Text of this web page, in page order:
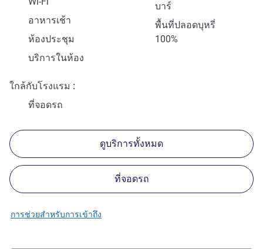
อาหารเช้า
บาร์
ห้องประชุม
พื้นที่ปลอดบุหรี่
100%
บริการในห้อง
ใกล้กับโรงแรม
ที่จอดรถ
ดูบริการทั้งหมด
ที่จอดรถ
การช่วยสำหรับการเข้าถึง